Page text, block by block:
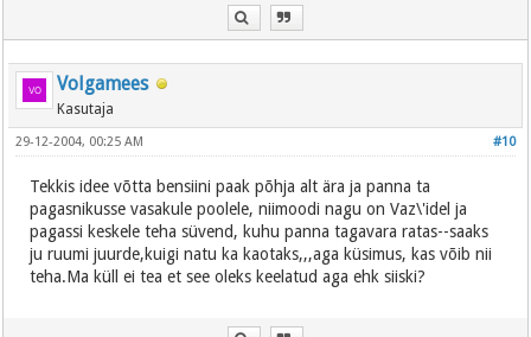
Volgamees
Kasutaja
#10
29-12-2004, 00:25 AM
Tekkis idee võtta bensiini paak põhja alt ära ja panna ta
pagasnikusse vasakule poolele, niimoodi nagu on Vaz\'idel ja
pagassi keskele teha süvend, kuhu panna tagavara ratas--saaks
ju ruumi juurde,kuigi natu ka kaotaks,,,aga küsimus, kas võib nii
teha.Ma küll ei tea et see oleks keelatud aga ehk siiski?